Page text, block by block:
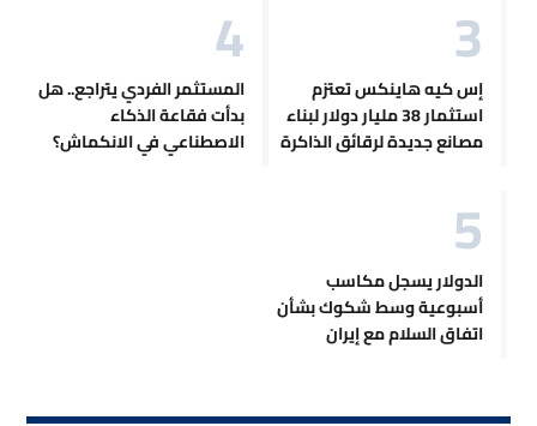
إس كيه هاينكس تعتزم
استثمار 38 مليار دولار لبناء
مصانع جديدة لرقائق الذاكرة
المستثمر الفردي يتراجع.. هل
بدأت فقاعة الذكاء
الاصطناعي في الانكماش؟
الدولار يسجل مكاسب
أسبوعية وسط شكوك بشأن
اتفاق السلام مع إيران